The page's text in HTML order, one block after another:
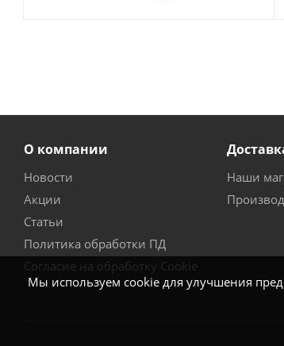
Мы используем cookie для улучшения
О компании
Новости
Акции
Статьи
Политика обработки ПД
Согласие на обработку Cookie
Наши